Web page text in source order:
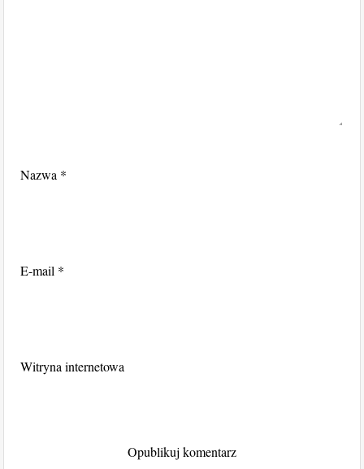
Nazwa *
E-mail *
Witryna internetowa